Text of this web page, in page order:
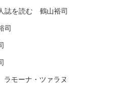
誌を読む 鶴山裕司
司
モーナ・ツァラヌ